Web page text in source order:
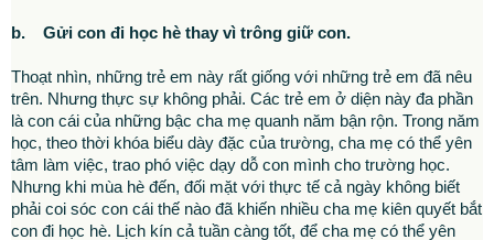
b. Gửi con đi học hè thay vì trông giữ con.
Thoạt nhìn, những trẻ em này rất giống với những trẻ em đã nêu
trên. Nhưng thực sự không phải. Các trẻ em ở diện này đa phần
là con cái của những bậc cha mẹ quanh năm bận rộn. Trong năm
học, theo thời khóa biểu dày đặc của trường, cha mẹ có thể yên
tâm làm việc, trao phó việc dạy dỗ con mình cho trường học.
Nhưng khi mùa hè đến, đối mặt với thực tế cả ngày không biết
phải coi sóc con cái thế nào đã khiến nhiều cha mẹ kiên quyết bắt
con đi học hè. Lịch kín cả tuần càng tốt, để cha mẹ có thể yên